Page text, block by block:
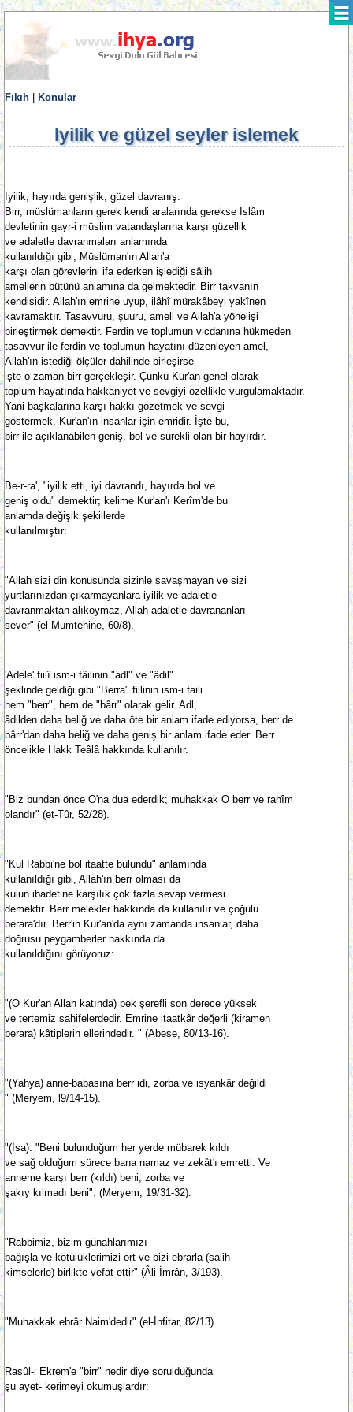
Fıkıh Konular
Iyilik ve güzel seyler islemek
İyilik, hayırda genişlik, güzel davranış.
Birr, müslümanların gerek kendi aralarında gerekse İslâm
devletinin gayr-i müslim vatandaşlarına karşı güzellik
ve adaletle davranmaları anlamında
kullanıldığı gibi, Müslüman'ın Allah'a
karşı olan görevlerini ifa ederken işlediği sâlih
amellerin bütünü anlamına da gelmektedir. Birr takvanın
kendisidir. Allah'ın emrine uyup, ilâhî mürakâbeyi yakînen
kavramaktır. Tasavvuru, şuuru, ameli ve Allah'a yönelişi
birleştirmek demektir. Ferdin ve toplumun vicdanına hükmeden
tasavvur ile ferdin ve toplumun hayatını düzenleyen amel,
Allah'ın istediği ölçüler dahilinde birleşirse
işte o zaman birr gerçekleşir. Çünkü Kur'an genel olarak
toplum hayatında hakkaniyet ve sevgiyi özellikle vurgulamaktadır.
Yani başkalarına karşı hakkı gözetmek ve sevgi
göstermek, Kur'an'ın insanlar için emridir. İşte bu,
birr ile açıklanabilen geniş, bol ve sürekli olan bir hayırdır.
Be-r-ra', "iyilik etti, iyi davrandı, hayırda bol ve
geniş oldu" demektir; kelime Kur'an'ı Kerîm'de bu
anlamda değişik şekillerde
kullanılmıştır:
"Allah sizi din konusunda sizinle savaşmayan ve sizi
yurtlarınızdan çıkarmayanlara iyilik ve adaletle
davranmaktan alıkoymaz, Allah adaletle davrananları
sever" (el-Mümtehine, 60/8).
'Adele' fiilî ism-i fâilinin "adl" ve "âdil"
şeklinde geldiği gibi "Berra" fiilinin ism-i faili
hem "berr", hem de "bârr" olarak gelir. Adl,
âdilden daha beliğ ve daha öte bir anlam ifade ediyorsa, berr de
bârr'dan daha beliğ ve daha geniş bir anlam ifade eder. Berr
öncelikle Hakk Teâlâ hakkında kullanılır.
"Biz bundan önce O'na dua ederdik; muhakkak O berr ve rahîm
olandır" (et-Tûr, 52/28).
"Kul Rabbi'ne bol itaatte bulundu" anlamında
kullanıldığı gibi, Allah'ın berr olması da
kulun ibadetine karşılık çok fazla sevap vermesi
demektir. Berr melekler hakkında da kullanılır ve çoğulu
berara'dır. Berr'in Kur'an'da aynı zamanda insanlar, daha
doğrusu peygamberler hakkında da
kullanıldığını görüyoruz:
"(O Kur'an Allah katında) pek şerefli son derece yüksek
ve tertemiz sahifelerdedir. Emrine itaatkâr değerli (kiramen
berara) kâtiplerin ellerindedir. " (Abese, 80/13-16).
"(Yahya) anne-babasına berr idi, zorba ve isyankâr değildi
" (Meryem, l9/14-15).
"(İsa): "Beni bulunduğum her yerde mübarek kıldı
ve sağ olduğum sürece bana namaz ve zekât'ı emretti. Ve
anneme karşı berr (kıldı) beni, zorba ve
şakıy kılmadı beni". (Meryem, 19/31-32).
"Rabbimiz, bizim günahlarımızı
bağışla ve kötülüklerimizi ört ve bizi ebrarla (salih
kimselerle) birlikte vefat ettir" (Âli İmrân, 3/193).
"Muhakkak ebrâr Naim'dedir" (el-İnfitar, 82/13).
Rasûl-i Ekrem'e "birr" nedir diye sorulduğunda
şu ayet- kerimeyi okumuşlardır: